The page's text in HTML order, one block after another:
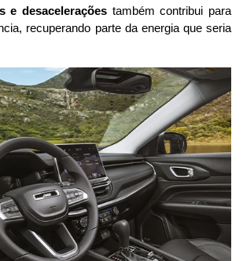
e desacelerações também contribui para
recuperando parte da energia que seria